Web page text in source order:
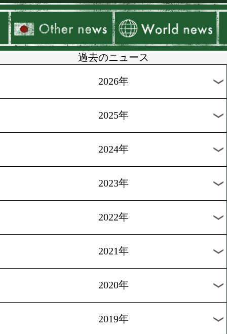
新着 ダイエット
過去のニュース
2026年
2025年
2023年